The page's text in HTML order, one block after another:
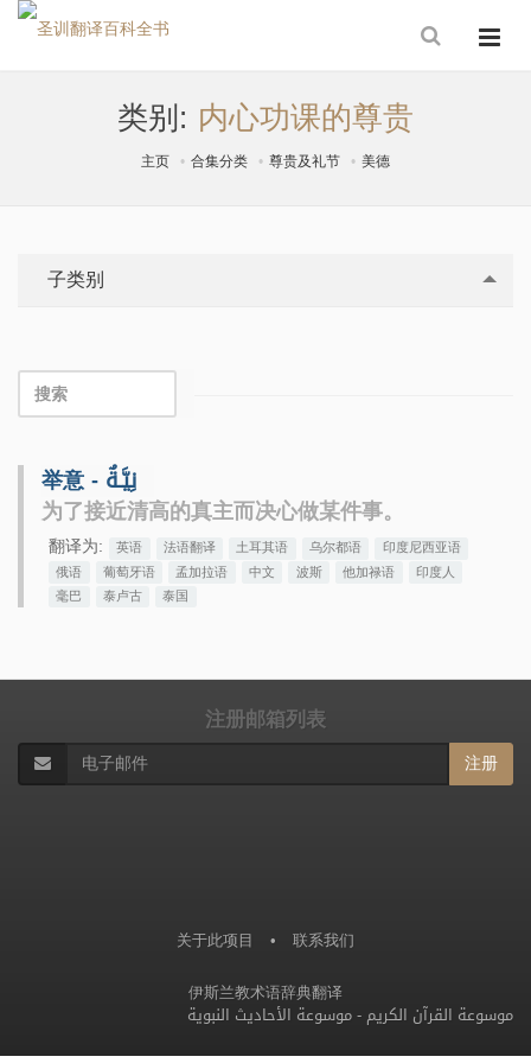
类别: 内心功课的尊贵
主页 合集分类 尊贵及礼节 美德
子类别
举意 - نِيَّـةٌ
为了接近清高的真主而决心做某件事。
翻译为: 英语 法语翻译 土耳其语 乌尔都语
印度尼西亚语
俄语
葡萄牙语 孟加拉语 中文 波斯 他加禄语
印度人
毫巴
泰卢古 泰国
注册邮箱列表
注册
关于此项目 • 联系我们
伊斯兰教术语辞典翻译
موسوعة القرآن الكريم -موسوعة الأحاديث النبوية